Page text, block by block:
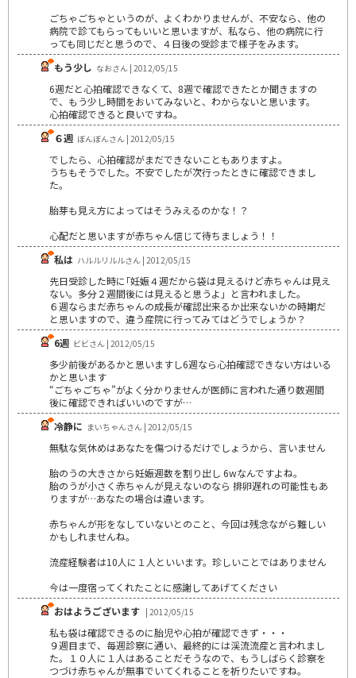
ごちゃごちゃというのが、よくわかりませんが、不安なら、他の
病院で診てもらってもいいと思いますが、私なら、他の病院に行
っても同じだと思うので、４日後の受診まで様子をみます。
もう少し なおさん | 2012/05/15
6週だと心拍確認できなくて、8週で確認できたとか聞きますの
で、もう少し時間をおいてみないと、わからないと思います。
心拍確認できると良いですね。
６週 ぼんぼんさん | 2012/05/15
でしたら、心拍確認がまだできないこともありますよ。
うちもそうでした。不安でしたが次行ったときに確認できまし
た。
胎芽も見え方によってはそうみえるのかな！？
心配だと思いますが赤ちゃん信じて待ちましょう！！
私は ハルルリルルさん | 2012/05/15
先日受診した時に｢妊娠４週だから袋は見えるけど赤ちゃんは見え
ない。多分２週間後には見えると思うよ」と言われました。
６週ならまだ赤ちゃんの成長が確認出来るか出来ないかの時期だ
と思いますので、違う産院に行ってみてはどうでしょうか？
6週 ビビさん | 2012/05/15
多少前後があるかと思いますし6週なら心拍確認できない方はいる
かと思います
“ごちゃごちゃ”がよく分かりませんが医師に言われた通り数週間
後に確認できればいいのですが…
冷静に まいちゃんさん | 2012/05/15
無駄な気休めはあなたを傷つけるだけでしょうから、言いません
胎のうの大きさから妊娠週数を割り出し 6wなんですよね。
胎のうが小さく赤ちゃんが見えないのなら 排卵遅れの可能性もあ
りますが…あなたの場合は違います。
赤ちゃんが形をなしていないとのこと、今回は残念ながら難しい
かもしれませんね。
流産経験者は10人に１人といいます。珍しいことではありません
今は一度宿ってくれたことに感謝してあげてください
おはようございます | 2012/05/15
私も袋は確認できるのに胎児や心拍が確認できず・・・
９週目まで、毎週診察に通い、最終的には渓流流産と言われまし
た。１０人に１人はあることだそうなので、もうしばらく診察を
つづけ赤ちゃんが無事でいてくれることを祈りたいですね。